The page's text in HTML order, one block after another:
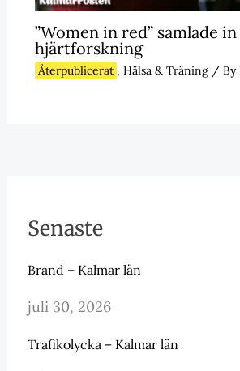
”Women in red” samlade
hjärtforskning
Återpublicerat , Hälsa & Träning/ By
Senaste
Brand – Kalmar län
juli 30, 2026
Trafikolycka – Kalmar län